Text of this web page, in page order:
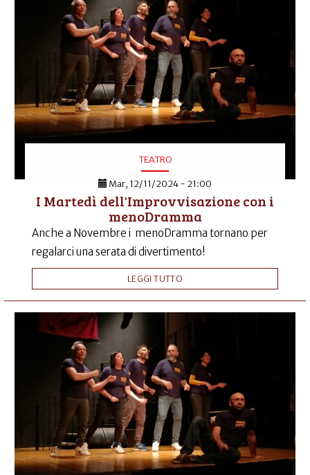
TEATRO
Mar, 12/11/2024 - 21:00
I Martedì dell'Improvvisazione con i
menoDramma
Anche a Novembre i menoDramma tornano per
regalarci una serata di divertimento!
LEGGI TUTTO